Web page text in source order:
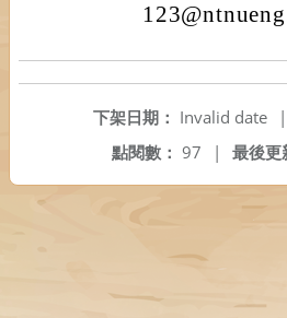
下架日期： Invalid date
|
最後更
點閱數： 97 |